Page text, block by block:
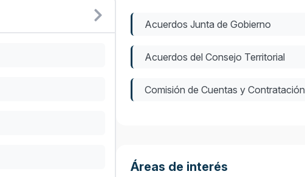
Acuerdos Junta de Gobierno
Acuerdos del Consejo Territorial
Comisión de Cuentas y Contratación
Áreas de interés